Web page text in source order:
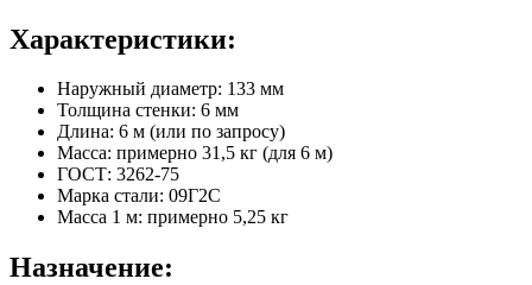
Характеристики:
Наружный диаметр: 133 мм
Толщина стенки: 6 мм
Длина: 6 м (или по запросу)
Масса: примерно 31,5 кг (для 6 м)
ГОСТ: 3262-75
Марка стали: 09Г2С
Масса 1 м: примерно 5,25 кг
Назначение: